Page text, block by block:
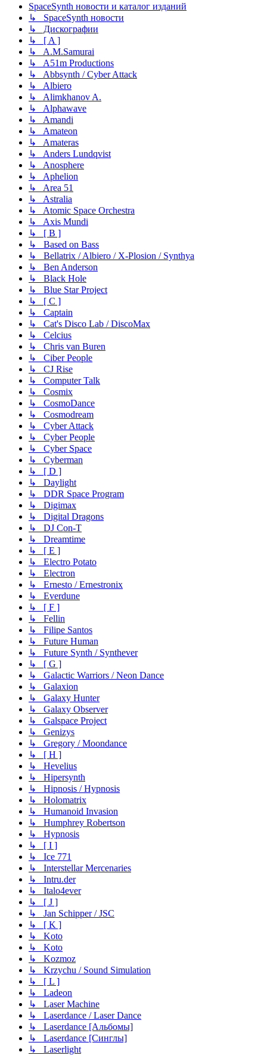
SpaceSynth новости и каталог изданий
↳ SpaceSynth новости
↳ Дискографии
↳ [ A ]
↳ A.M.Samurai
↳ A51m Productions
↳ Abbsynth / Cyber Attack
↳ Albiero
↳ Alimkhanov A.
↳ Alphawave
↳ Amandi
↳ Amateon
↳ Amateras
↳ Anders Lundqvist
↳ Anosphere
↳ Aphelion
↳ Area 51
↳ Astralia
↳ Atomic Space Orchestra
↳ Axis Mundi
↳ [ B ]
↳ Based on Bass
↳ Bellatrix / Albiero / X-Plosion / Synthya
↳ Ben Anderson
↳ Black Hole
↳ Blue Star Project
↳ [ C ]
↳ Captain
↳ Cat's Disco Lab / DiscoMax
↳ Celcius
↳ Chris van Buren
↳ Ciber People
↳ CJ Rise
↳ Computer Talk
↳ Cosmix
↳ CosmoDance
↳ Cosmodream
↳ Cyber Attack
↳ Cyber People
↳ Cyber Space
↳ Cyberman
↳ [ D ]
↳ Daylight
↳ DDR Space Program
↳ Digimax
↳ Digital Dragons
↳ DJ Con-T
↳ Dreamtime
↳ [ E ]
↳ Electro Potato
↳ Electron
↳ Ernesto / Ernestronix
↳ Everdune
↳ [ F ]
↳ Fellin
↳ Filipe Santos
↳ Future Human
↳ Future Synth / Synthever
↳ [ G ]
↳ Galactic Warriors / Neon Dance
↳ Galaxion
↳ Galaxy Hunter
↳ Galaxy Observer
↳ Galspace Project
↳ Genizys
↳ Gregory / Moondance
↳ [ H ]
↳ Hevelius
↳ Hipersynth
↳ Hipnosis / Hypnosis
↳ Holomatrix
↳ Humanoid Invasion
↳ Humphrey Robertson
↳ Hypnosis
↳ [ I ]
↳ Ice 771
↳ Interstellar Mercenaries
↳ Intru.der
↳ Italo4ever
↳ [ J ]
↳ Jan Schipper / JSC
↳ [ K ]
↳ Koto
↳ Koto
↳ Kozmoz
↳ Krzychu / Sound Simulation
↳ [ L ]
↳ Ladeon
↳ Laser Machine
↳ Laserdance / Laser Dance
↳ Laserdance [Альбомы]
↳ Laserdance [Синглы]
↳ Laserlight